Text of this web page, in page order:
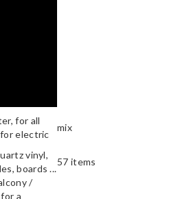
for all
electric
mix
vinyl,
boards ...
57 items
/
a